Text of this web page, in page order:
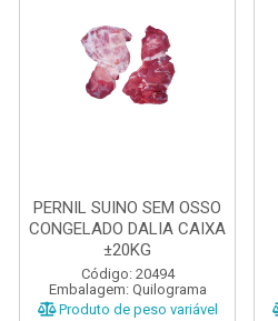
PERNIL SUINO SEM OSSO
CONGELADO DALIA CAIXA
±20KG
Código: 20494
Embalagem: Quilograma
Produto de peso variável